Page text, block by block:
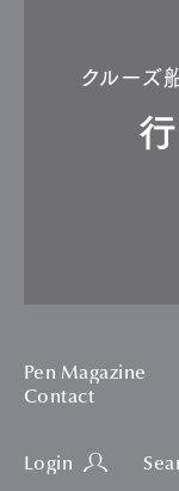
クルーズ
Pen Magazine
Contact
Login